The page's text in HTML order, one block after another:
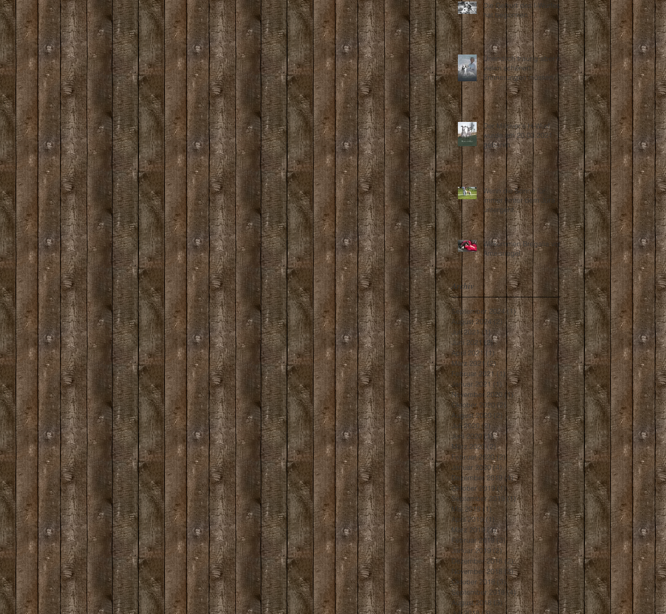
Die Geburt des I-Wurfes
hat begonnen ....
Unendlich traurig aber mit
vielen schönen
Erinnerungen müssen wir
Abschied nehmen...
Der Millriver's H-Wurf
wurde am 20.03.2021
geboren
Wenn die Sonne für
immer hinter dem Jura
untergeht...
Willkommen Bregalia vom
Ameisriegel
Archiv
September 2024 (1)1 Beitrag
August 2024 (2)2 Beiträge
Juli 2021 (1)1 Beitrag
Juni 2021 (2)2 Beiträge
April 2021 (1)1 Beitrag
März 2021 (2)2 Beiträge
Februar 2021 (1)1 Beitrag
Januar 2021 (1) 1 Beitrag
November 2020 (1)1 Beitrag
Oktober 2020 (2)2 Beiträge
August 2020 (2) 2 Beiträge
Juli 2020 (2)2 Beiträge
Juni 2020 (1)1 Beitrag
März 2020 (2)2 Beiträge
Februar 2020 (2)2 Beiträge
Januar 2020 (4) 4 Beiträge
Dezember 2019 (4)4 Beiträge
Oktober 2019 (1)1 Beitrag
September 2019 (1)1 Beitrag
Mai 2019 (1)1 Beitrag
April 2019 (1)1 Beitrag
März 2019 (3)3 Beiträge
Februar 2019 (3)3 Beiträge
Januar 2019 (2)2 Beiträge
Dezember 2018 (2)2 Beiträge
November 2018 (3)3 Beiträge
Oktober 2018 (3)3 Beiträge
September 2018 (4)4 Beiträge
August 2018 (3)3 Beiträge